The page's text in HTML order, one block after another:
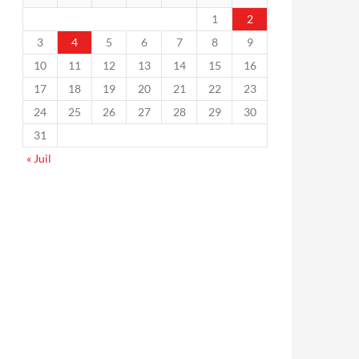
1
2
3
4 5 6 7 8
9
10
11 12 13 14 15
16
17
18 19 20 21 22
23
24
25 26 27 28 29
30
31
« Juil